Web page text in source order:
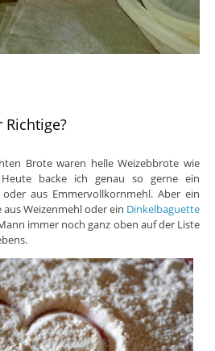
Richtige?
Brote waren helle Weizebbrote wie
backe ich genau so gerne ein
oder aus Emmervollkornmehl. Aber ein
aus Weizenmehl oder ein Dinkelbaguette
immer noch ganz oben auf der Liste